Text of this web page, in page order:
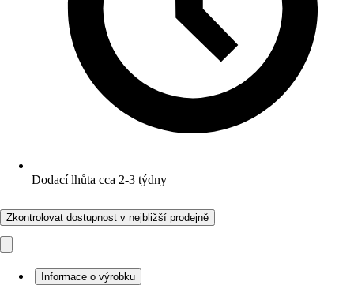
Dodací lhůta cca 2-3 týdny
Zkontrolovat dostupnost v nejbližší prodejně
Informace o výrobku